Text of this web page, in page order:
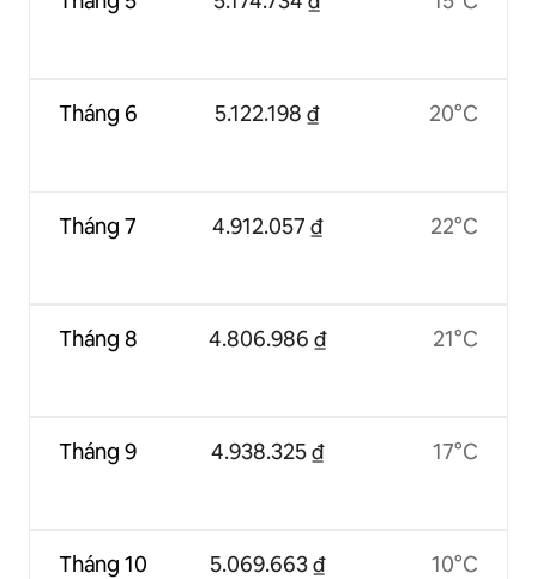
Tháng 6
Tháng 7
Tháng 8
Tháng 9
Tháng 10
5.122.198 ₫
4.912.057 ₫
4.806.986 ₫
4.938.325 ₫
5.069.663 ₫
20°C
22°C
21°C
17°C
10°C